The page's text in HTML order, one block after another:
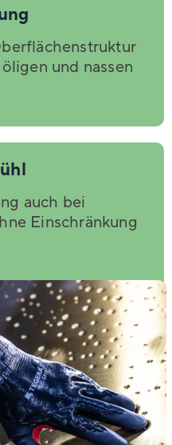
und nassen
auch bei
Einschränkung